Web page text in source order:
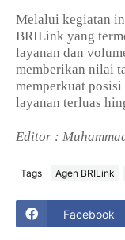
Melalui kegiatan
BRILink yang
layanan dan
memberikan nilai
memperkuat
layanan terluas
Editor :
Tags Agen BRILink
Facebook